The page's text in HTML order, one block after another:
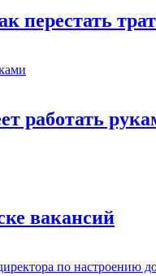
перестать
работать
вакансий